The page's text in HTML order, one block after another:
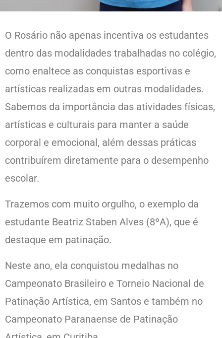
O Rosário não apenas incentiva os estudantes
dentro das modalidades trabalhadas no colégio,
como enaltece as conquistas esportivas e
artísticas realizadas em outras modalidades.
Sabemos da importância das atividades físicas,
artísticas e culturais para manter a saúde
corporal e emocional, além dessas práticas
contribuírem diretamente para o desempenho
escolar.
Trazemos com muito orgulho, o exemplo da
estudante Beatriz Staben Alves (8ºA), que é
destaque em patinação.
Neste ano, ela conquistou medalhas no
Campeonato Brasileiro e Torneio Nacional de
Patinação Artística, em Santos e também no
Campeonato Paranaense de Patinação